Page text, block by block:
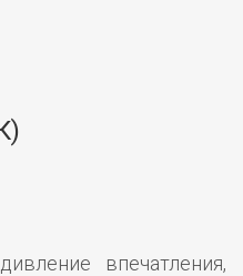
впечатления,